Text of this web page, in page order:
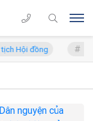
Hội đồng TS.